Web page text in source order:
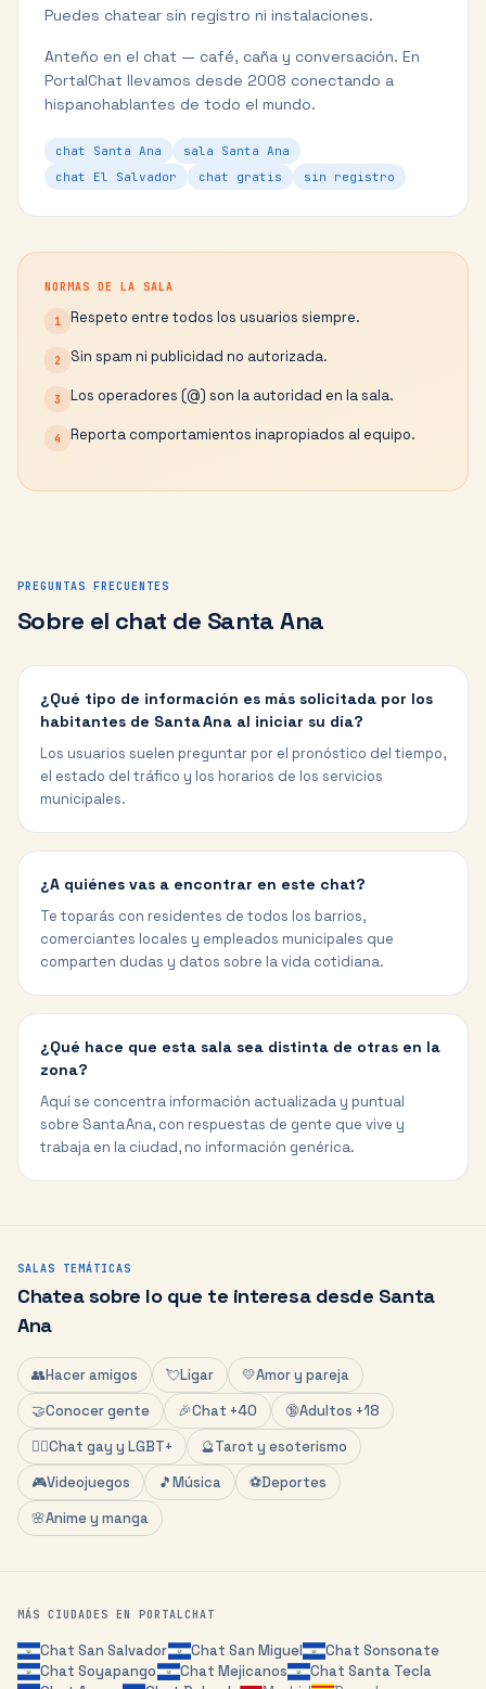
Puedes chatear sin registro ni instalaciones.
Anteño en el chat — café, caña y conversación. En
PortalChat llevamos desde 2008 conectando a
hispanohablantes de todo el mundo.
chat Santa Ana
sala Santa Ana
chat El Salvador
chat gratis sin registro
NORMAS DE LA SALA
1 Respeto entre todos los usuarios siempre.
2 Sin spam ni publicidad no autorizada.
3 Los operadores (@) son la autoridad en la sala.
4 Reporta comportamientos inapropiados al equipo.
PREGUNTAS FRECUENTES
Sobre el chat de Santa Ana
¿Qué tipo de información es más solicitada por los
habitantes de Santa Ana al iniciar su día?
Los usuarios suelen preguntar por el pronóstico del tiempo,
el estado del tráfico y los horarios de los servicios
municipales.
¿A quiénes vas a encontrar en este chat?
Te toparás con residentes de todos los barrios,
comerciantes locales y empleados municipales que
comparten dudas y datos sobre la vida cotidiana.
¿Qué hace que esta sala sea distinta de otras en la
zona?
Aquí se concentra información actualizada y puntual
sobre Santa Ana, con respuestas de gente que vive y
trabaja en la ciudad, no información genérica.
SALAS TEMÁTICAS
Chatea sobre lo que te interesa desde Santa
Ana
👥Hacer amigos 💘Ligar 💛Amor y pareja
🤝Conocer gente 🎉Chat +40 🔞Adultos +18
🏳️‍🌈Chat gay y LGBT+ 🔮Tarot y esoterismo
🎮Videojuegos 🎵Música ⚽Deportes
🌸Anime y manga
MÁS CIUDADES EN PORTALCHAT
ChatSan Salvador Chat San Miguel Chat Sonsonate
ChatSoyapango Chat Mejicanos Chat Santa Tecla